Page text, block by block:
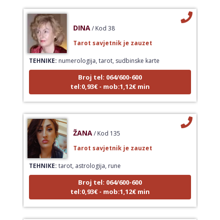
TEHNIKE:numerologija, tarot, sudbinske karte
Broj tel: 064/600-600
tel:0,93€ - mob:1,12€ min
TEHNIKE:tarot, astrologija, rune
Broj tel: 064/600-600
tel:0,93€ - mob:1,12€ min